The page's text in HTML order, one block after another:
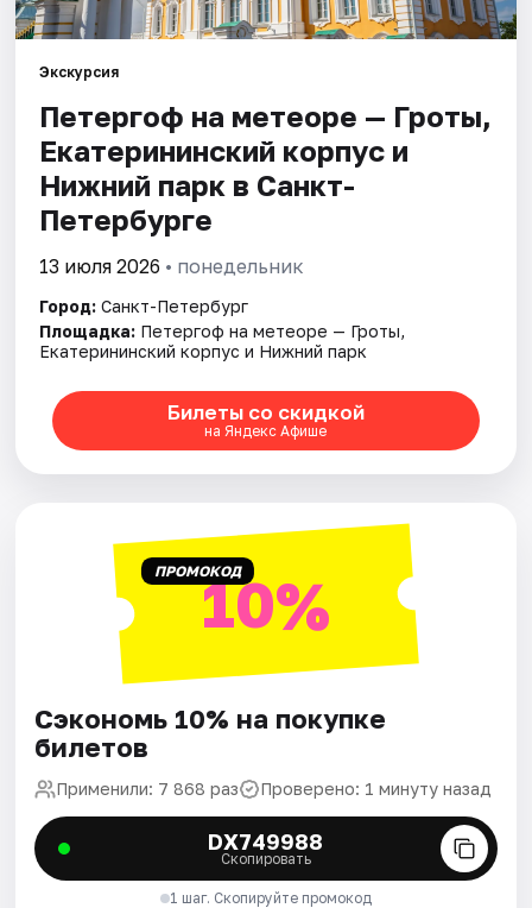
Площадки
Артисты
Рейтинги
Экскурсия
Петергоф на метеоре — Гроты,
Екатерининский корпус и
Нижний парк в Санкт-
Петербурге
13 июля 2026 • понедельник
Город: Санкт-Петербург
Площадка: Петергоф на метеоре — Гроты,
Екатерининский корпус и Нижний парк
Билеты со скидкой
на Яндекс Афише
ПРОМОКОД10%
Сэкономь 10% на покупке
билетов
Применили: 7 868 раз Проверено: 1 минуту назад
DX749988
Скопировать
1 шаг. Скопируйте промокод